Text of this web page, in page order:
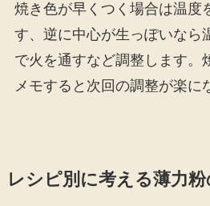
焼き色が早くつく場合は温度
す、逆に中心が生っぽいなら
で火を通すなど調整します。
メモすると次回の調整が楽に
レシピ別に考える薄力